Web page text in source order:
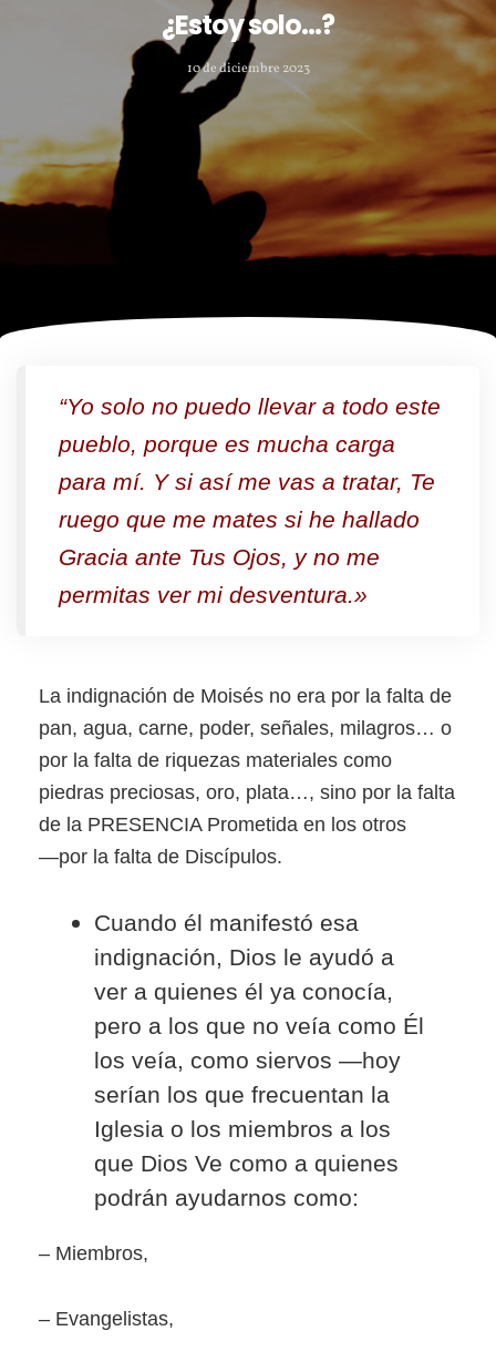
¿Estoy solo…?
10 de diciembre 2023
solo…?
“Yo solo no puedo llevar a todo este
pueblo, porque es mucha carga
para mí. Y si así me vas a tratar, Te
ruego que me mates si he hallado
Gracia ante Tus Ojos, y no me
permitas ver mi desventura.»
La indignación de Moisés no era por la falta de
pan, agua, carne, poder, señales, milagros… o
por la falta de riquezas materiales como
piedras preciosas, oro, plata…, sino por la falta
de la PRESENCIA Prometida en los otros
―por la falta de Discípulos.
Cuando él manifestó esa
indignación, Dios le ayudó a
ver a quienes él ya conocía,
pero a los que no veía como Él
los veía, como siervos ―hoy
serían los que frecuentan la
Iglesia o los miembros a los
que Dios Ve como a quienes
podrán ayudarnos como:
– Miembros,
– Evangelistas,